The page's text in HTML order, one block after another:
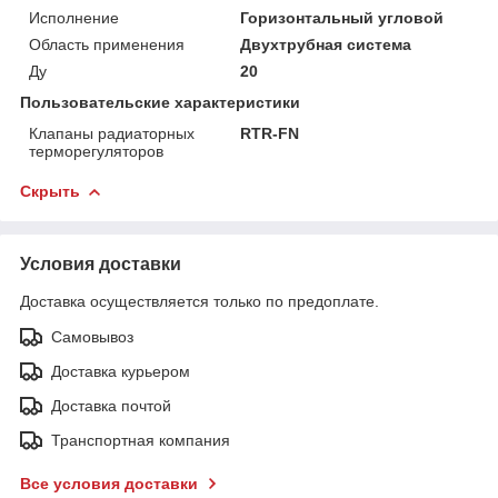
Исполнение
Горизонтальный угловой
Область применения
Двухтрубная система
Ду
20
Пользовательские характеристики
Клапаны радиаторных
терморегуляторов
RTR-FN
Скрыть
Условия доставки
Доставка осуществляется только по предоплате.
Самовывоз
Доставка курьером
Доставка почтой
Транспортная компания
Все условия доставки